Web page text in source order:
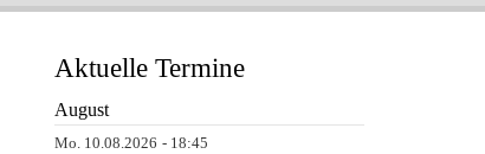
Aktuelle Termine
August
Mo. 10.08.2026
18:45